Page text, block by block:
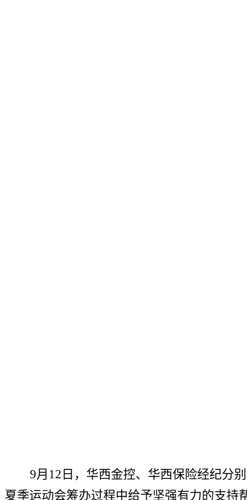
9月12日， 华西金控、 华西保险经纪分别
夏季运动会筹办过程中给予坚强有力的支持